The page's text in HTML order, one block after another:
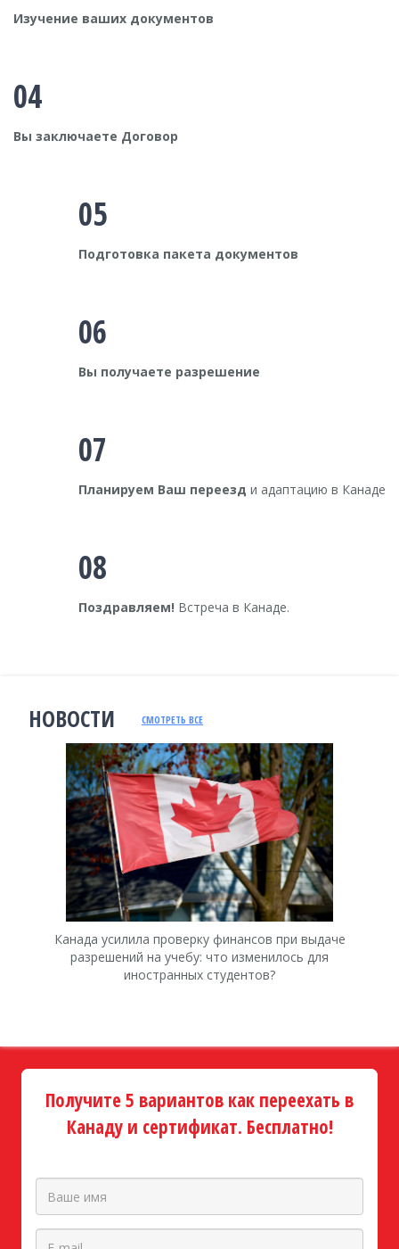
Изучение ваших документов
04
Вы заключаете Договор
05
Подготовка пакета документов
06
Вы получаете разрешение
07
Планируем Ваш переезд и адаптацию в Канаде
08
Поздравляем! Встреча в Канаде.
НОВОСТИ СМОТРЕТЬ ВСЕ
Канада усилила проверку финансов при выдаче
разрешений на учебу: что изменилось для
иностранных студентов?
Получите 5 вариантов как переехать в
Канаду и сертификат. Бесплатно!